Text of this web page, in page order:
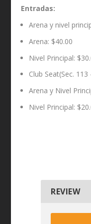
Entradas:
Arena y nivel
Arena: $40.00
Nivel Principal:
Club Seat(Sec.
Arena y Nivel
Nivel Principal:
REVIEW